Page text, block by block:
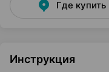
Где купить
Инструкция